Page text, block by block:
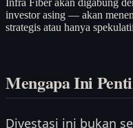
investor asing — akan
strategis atau hanya
Mengapa Ini
Divestasi ini bukan